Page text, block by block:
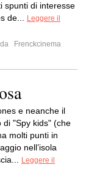
spunti di interesse
de...
Leggere il
Frenckcinema
e neanche il
di "Spy kids" (che
molti punti in
nell’isola
Leggere il